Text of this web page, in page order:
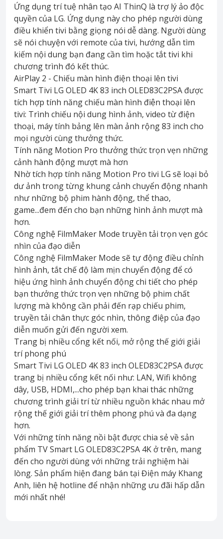
Ứng dụng trí tuệ nhân tạo AI ThinQ là trợ lý ảo độc
quyền của LG. Ứng dụng này cho phép người dùng
điều khiển tivi bằng giọng nói dễ dàng. Người dùng
sẽ nói chuyện với remote của tivi, hướng dẫn tìm
kiếm nội dung bạn đang cần tìm hoặc tắt tivi khi
chương trình đó kết thúc.
AirPlay 2 - Chiếu màn hình điện thoại lên tivi
Smart Tivi LG OLED 4K 83 inch OLED83C2PSA được
tích hợp tính năng chiếu màn hình điện thoại lên
tivi: Trình chiếu nội dung hình ảnh, video từ điện
thoại, máy tính bảng lên màn ảnh rộng 83 inch cho
mọi người cùng thưởng thức.
Tính năng Motion Pro thưởng thức trọn vẹn những
cảnh hành động mượt mà hơn
Nhờ tích hợp tính năng Motion Pro tivi LG sẽ loại bỏ
dư ảnh trong từng khung cảnh chuyển động nhanh
như những bộ phim hành động, thể thao,
game...đem đến cho bạn những hình ảnh mượt mà
hơn.
Công nghệ FilmMaker Mode truyền tải trọn vẹn góc
nhìn của đạo diễn
Công nghệ FilmMaker Mode sẽ tự động điều chỉnh
hình ảnh, tắt chế độ làm mịn chuyển động để có
hiệu ứng hình ảnh chuyển động chi tiết cho phép
bạn thưởng thức trọn vẹn những bộ phim chất
lượng mà không cần phải đến rạp chiếu phim,
truyền tải chân thực góc nhìn, thông điệp của đạo
diễn muốn gửi đến người xem.
Trang bị nhiều cổng kết nối, mở rộng thế giới giải
trí phong phú
Smart Tivi LG OLED 4K 83 inch OLED83C2PSA được
trang bị nhiều cổng kết nối như: LAN, Wifi không
dây, USB, HDMI,...cho phép bạn khai thác những
chương trình giải trí từ nhiều nguồn khác nhau mở
rộng thế giới giải trí thêm phong phú và đa dạng
hơn.
Với những tính năng nồi bật được chia sẻ về sản
phẩm TV Smart LG OLED83C2PSA 4K ở trên, mang
đến cho người dùng với những trải nghiệm hài
lòng. Sản phẩm hiện đang bán tại Điện máy Khang
Anh, liên hệ hotline để nhận những ưu đãi hấp dẫn
mới nhất nhé!